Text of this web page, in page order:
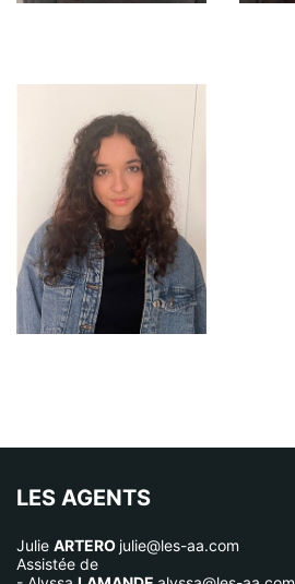
LES AGENTS
Julie ARTERO julie@les-aa.com
Assistée de